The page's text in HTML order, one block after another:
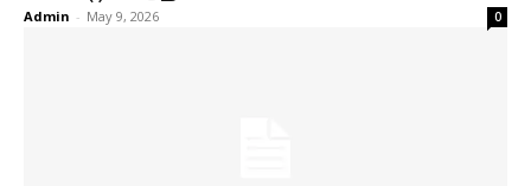
Admin - May 9, 2026 0